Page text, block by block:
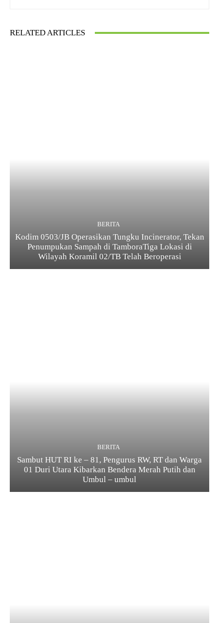
RELATED ARTICLES
BERITA
Kodim 0503/JB Operasikan Tungku Incinerator, Tekan
Penumpukan Sampah di TamboraTiga Lokasi di
Wilayah Koramil 02/TB Telah Beroperasi
BERITA
Sambut HUT RI ke – 81, Pengurus RW, RT dan Warga
01 Duri Utara Kibarkan Bendera Merah Putih dan
Umbul – umbul